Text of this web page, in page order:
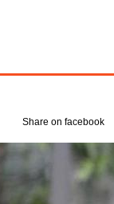
Share on facebook